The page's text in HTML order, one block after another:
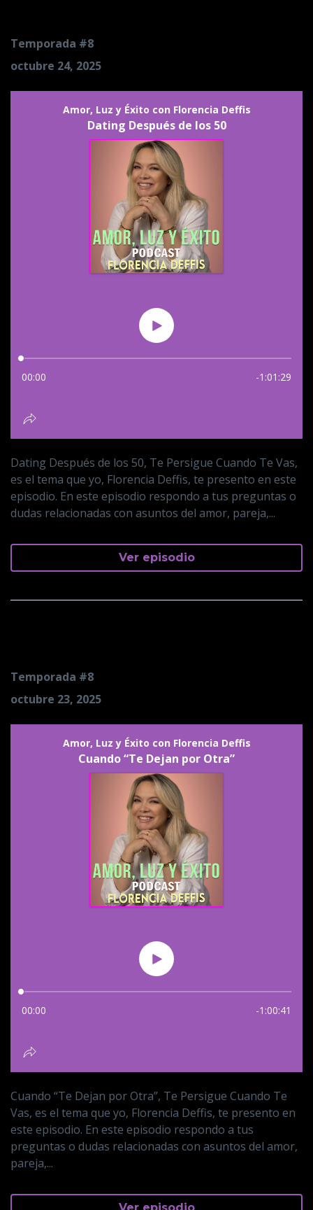
Temporada #8
octubre 24, 2025
Dating Después de los 50, Te Persigue Cuando Te Vas,
es el tema que yo, Florencia Deffis, te presento en este
episodio. En este episodio respondo a tus preguntas o
dudas relacionadas con asuntos del amor, pareja,...
Ver episodio
Temporada #8
octubre 23, 2025
Cuando “Te Dejan por Otra”, Te Persigue Cuando Te
Vas, es el tema que yo, Florencia Deffis, te presento en
este episodio. En este episodio respondo a tus
preguntas o dudas relacionadas con asuntos del amor,
pareja,...